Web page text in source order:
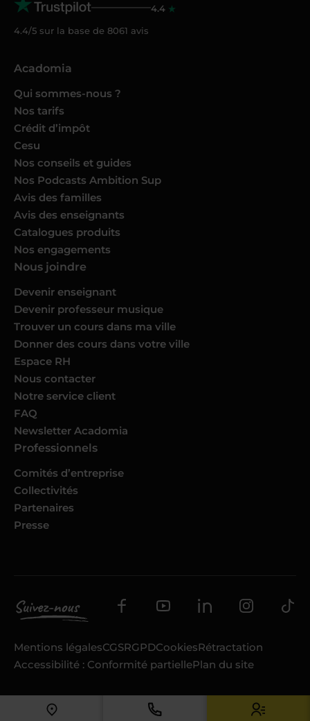
4.4
4.4/5 sur la base de 8061 avis
Acadomia
Qui sommes-nous ?
Nos tarifs
Crédit d’impôt
Cesu
Nos conseils et guides
Nos Podcasts Ambition Sup
Avis des familles
Avis des enseignants
Catalogues produits
Nos engagements
Nous joindre
Devenir enseignant
Devenir professeur musique
Trouver un cours dans ma ville
Donner des cours dans votre ville
Espace RH
Nous contacter
Notre service client
FAQ
Newsletter Acadomia
Professionnels
Comités d’entreprise
Collectivités
Partenaires
Presse
Mentions légalesCGSRGPDCookiesRétractation
Accessibilité : Conformité partiellePlan du site